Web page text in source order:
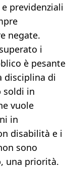
previdenziali
negate.
i
è pesante
disciplina di
soldi in
vuole
in
disabilità e i
sono
una priorità.